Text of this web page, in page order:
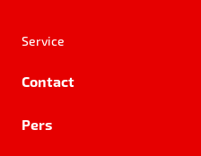
Service
Contact
Pers